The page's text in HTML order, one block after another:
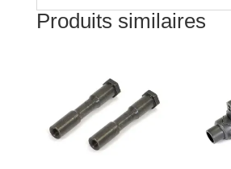
Produits similaires